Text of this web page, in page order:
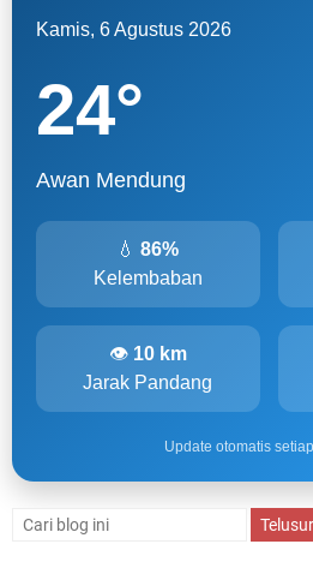
Kamis, 6 Agustus 2026
24°
Awan Mendung
💧86%
Kelembaban
👁 10 km
Jarak Pandang
Update otomatis